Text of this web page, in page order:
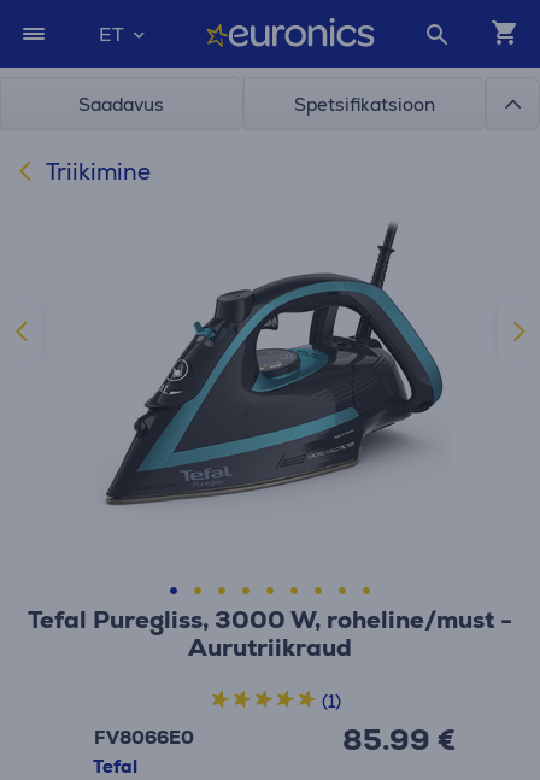
ET
Saadavus Spetsifikatsioon
Triikimine
Tefal Puregliss, 3000 W, roheline/must -
Aurutriikraud
FV8066E0
Tefal
85.99 €
(1)